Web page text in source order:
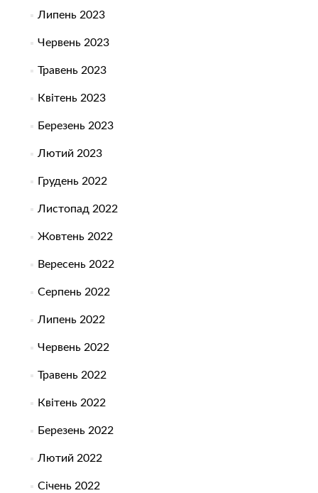
Липень 2023
Червень 2023
Травень 2023
Квітень 2023
Березень 2023
Лютий 2023
Грудень 2022
Листопад 2022
Жовтень 2022
Вересень 2022
Серпень 2022
Липень 2022
Червень 2022
Травень 2022
Квітень 2022
Березень 2022
Лютий 2022
Січень 2022